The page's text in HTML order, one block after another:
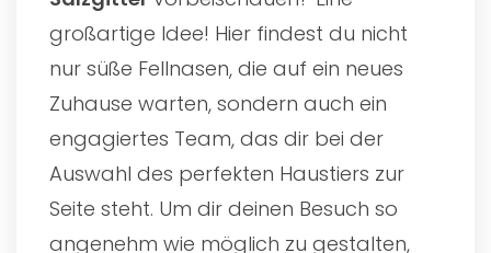
großartige Idee! Hier findest du nicht
nur süße Fellnasen, die auf ein neues
Zuhause warten, sondern auch ein
engagiertes Team, das dir bei der
Auswahl des perfekten Haustiers zur
Seite steht. Um dir deinen Besuch so
angenehm wie möglich zu gestalten,